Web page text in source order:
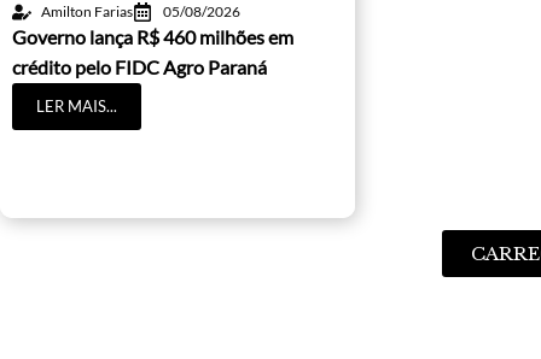
Amilton Farias 05/08/2026
Governo lança R$ 460 milhões em
crédito pelo FIDC Agro Paraná
LER MAIS...